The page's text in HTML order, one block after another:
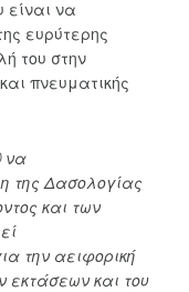
είναι να
ευρύτερης
του στην
πνευματικής
να
της Δασολογίας
και των
την αειφορική
εκτάσεων και του